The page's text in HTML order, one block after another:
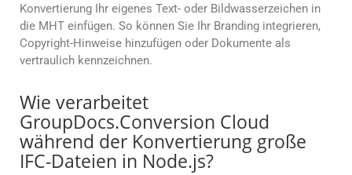
Konvertierung Ihr eigenes Text- oder Bildwasserzeichen in
die MHT einfügen. So können Sie Ihr Branding integrieren,
Copyright-Hinweise hinzufügen oder Dokumente als
vertraulich kennzeichnen.
Wie verarbeitet
GroupDocs.Conversion Cloud
während der Konvertierung große
IFC-Dateien in Node.js?